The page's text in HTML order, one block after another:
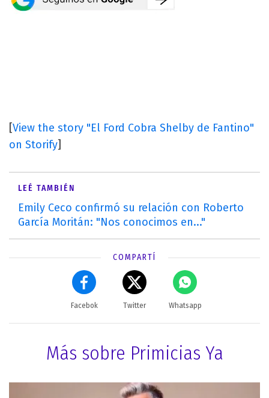
[View the story "El Ford Cobra Shelby de Fantino"
on Storify]
LEÉ TAMBIÉN
Emily Ceco confirmó su relación con Roberto
García Moritán: "Nos conocimos en..."
COMPARTÍ
Facebok Twitter Whatsapp
Más sobre Primicias Ya